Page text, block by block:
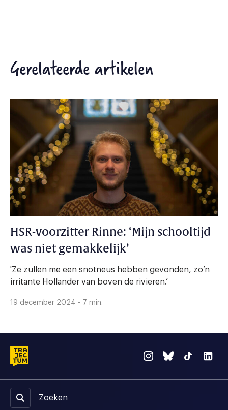
Gerelateerde artikelen
HSR-voorzitter Rinne: ‘Mijn schooltijd
was niet gemakkelijk’
'Ze zullen me een snotneus hebben gevonden, zo’n
irritante Hollander van boven de rivieren.’
19 december 2024 - 7 min.
Zoeken